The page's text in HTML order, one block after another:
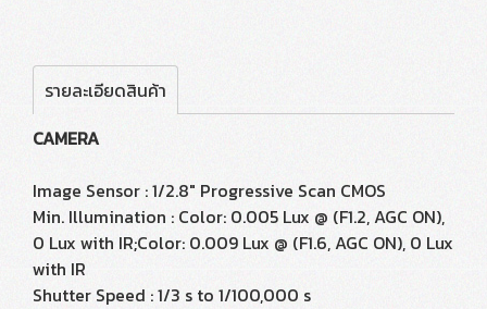
รายละเอียดสินค้า
CAMERA
Image Sensor : 1/2.8" Progressive Scan CMOS
Min. Illumination : Color: 0.005 Lux @ (F1.2, AGC ON),
0 Lux with IR;Color: 0.009 Lux @ (F1.6, AGC ON), 0 Lux
with IR
Shutter Speed : 1/3 s to 1/100,000 s